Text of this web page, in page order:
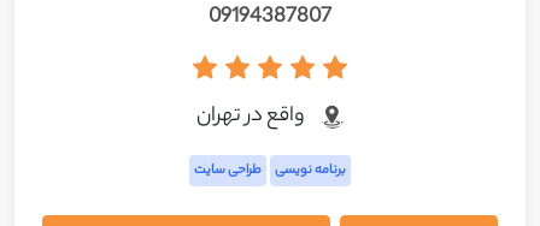
09194387807
واقع در تهران
برنامه نویسی طراحی سایت